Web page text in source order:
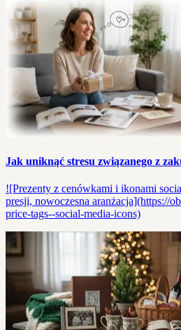
Jak uniknąć stresu związanego z
![Prezenty z cenówkami i ikonami
presji, nowoczesna aranżacja](https://
price-tags--social-media-icons)